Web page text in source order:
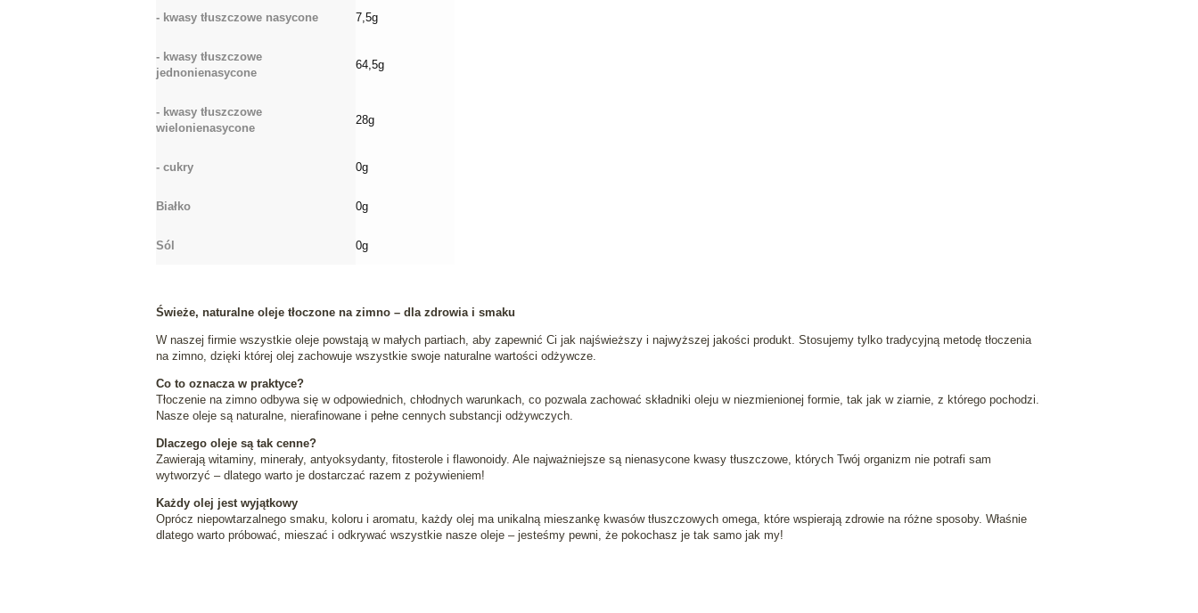
- kwasy tłuszczowe nasycone 7,5g
- kwasy tłuszczowe
jednonienasycone
64,5g
- kwasy tłuszczowe
wielonienasycone
28g
- cukry 0g
Białko 0g
Sól 0g
Świeże, naturalne oleje tłoczone na zimno – dla zdrowia i smaku
W naszej firmie wszystkie oleje powstają w małych partiach, aby zapewnić Ci jak najświeższy i najwyższej jakości produkt. Stosujemy tylko tradycyjną metodę tłoczenia
na zimno, dzięki której olej zachowuje wszystkie swoje naturalne wartości odżywcze.
Co to oznacza w praktyce?
Tłoczenie na zimno odbywa się w odpowiednich, chłodnych warunkach, co pozwala zachować składniki oleju w niezmienionej formie, tak jak w ziarnie, z którego pochodzi.
Nasze oleje są naturalne, nierafinowane i pełne cennych substancji odżywczych.
Dlaczego oleje są tak cenne?
Zawierają witaminy, minerały, antyoksydanty, fitosterole i flawonoidy. Ale najważniejsze są nienasycone kwasy tłuszczowe, których Twój organizm nie potrafi sam
wytworzyć – dlatego warto je dostarczać razem z pożywieniem!
Każdy olej jest wyjątkowy
Oprócz niepowtarzalnego smaku, koloru i aromatu, każdy olej ma unikalną mieszankę kwasów tłuszczowych omega, które wspierają zdrowie na różne sposoby. Właśnie
dlatego warto próbować, mieszać i odkrywać wszystkie nasze oleje – jesteśmy pewni, że pokochasz je tak samo jak my!